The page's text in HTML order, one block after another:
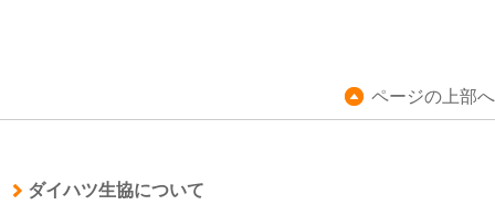
ページの上部へ
ダイハツ生協について